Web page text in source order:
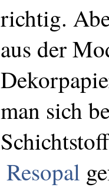
richtig.
aus der
man sich
Resopal